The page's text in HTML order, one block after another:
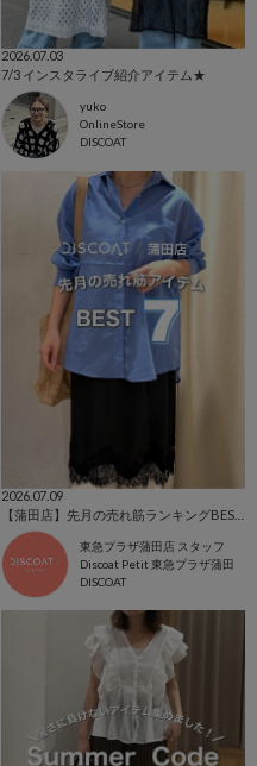
2026.07.03
7/3 インスタライブ紹介アイテム★
yuko
OnlineStore
DISCOAT
2026.07.09
【蒲田店】先月の売れ筋ランキングBEST.7
東急プラザ蒲田店 スタッフ
Discoat Petit 東急プラザ蒲田
DISCOAT